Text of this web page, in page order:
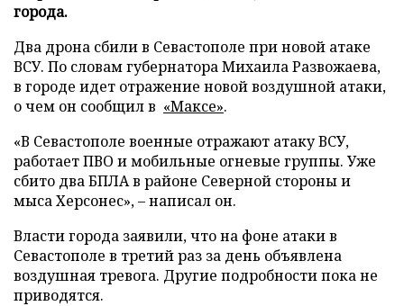
города.
Два дрона сбили в Севастополе при новой атаке
ВСУ. По словам губернатора Михаила Развожаева,
в городе идет отражение новой воздушной атаки,
о чем он сообщил в «Максе».
«В Севастополе военные отражают атаку ВСУ,
работает ПВО и мобильные огневые группы. Уже
сбито два БПЛА в районе Северной стороны и
мыса Херсонес», – написал он.
Власти города заявили, что на фоне атаки в
Севастополе в третий раз за день объявлена
воздушная тревога. Другие подробности пока не
приводятся.